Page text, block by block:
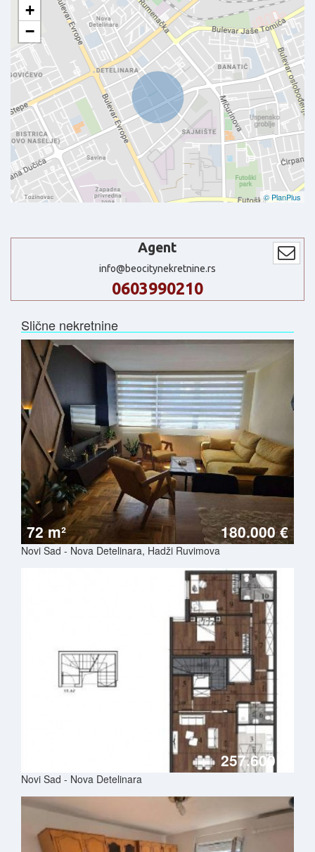
+
−
© PlanPlus
Agent
info@beocitynekretnine.rs
0603990210
Slične nekretnine
72 m² 180.000 €
Novi Sad - Nova Detelinara, Hadži Ruvimova
257.600 €
Novi Sad - Nova Detelinara